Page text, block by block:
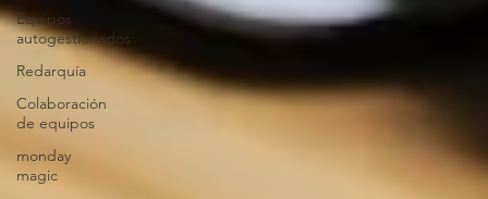
Equipos
autogestionados
Redarquía
Colaboración
de equipos
monday
magic